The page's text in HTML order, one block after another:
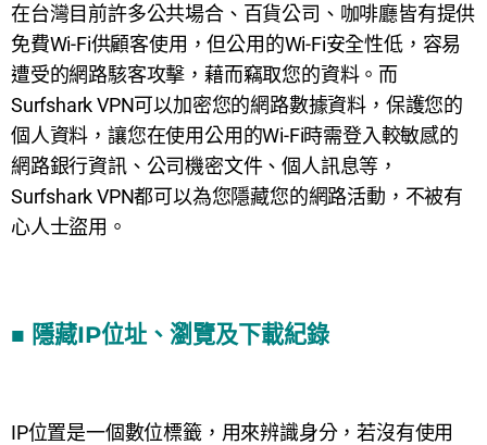
在台灣目前許多公共場合、百貨公司、咖啡廳皆有提供
免費Wi-Fi供顧客使用，但公用的Wi-Fi安全性低，容易
遭受的網路駭客攻擊，藉而竊取您的資料。而
Surfshark VPN可以加密您的網路數據資料，保護您的
個人資料，讓您在使用公用的Wi-Fi時需登入較敏感的
網路銀行資訊、公司機密文件、個人訊息等，
Surfshark VPN都可以為您隱藏您的網路活動，不被有
心人士盜用。
■ 隱藏IP位址、瀏覽及下載紀錄
IP位置是一個數位標籤，用來辨識身分，若沒有使用